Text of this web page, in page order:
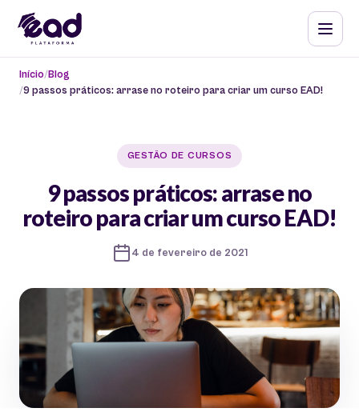
Início Blog
9 passos práticos: arrase no roteiro para criar um curso EAD!
GESTÃO DE CURSOS
9 passos práticos: arrase no
roteiro para criar um curso EAD!
4 de fevereiro de 2021